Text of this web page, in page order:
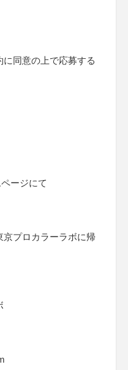
同意の上で応募する
ージにて
プロカラーラボに帰